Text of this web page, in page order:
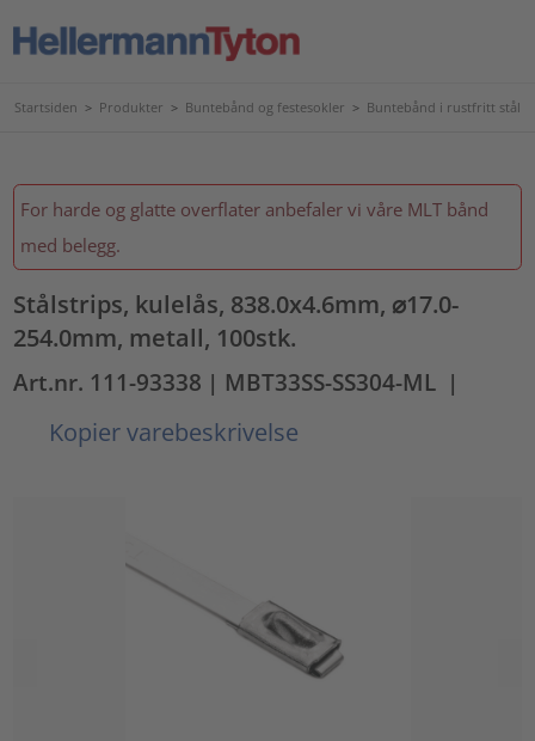
Startsiden > Produkter > Buntebånd og festesokler > Buntebånd i rustfritt stål
For harde og glatte overflater anbefaler vi våre MLT bånd
med belegg.
Stålstrips, kulelås, 838.0x4.6mm, ⌀17.0-
254.0mm, metall, 100stk.
Art.nr. 111-93338 | MBT33SS-SS304-ML |
Kopier varebeskrivelse